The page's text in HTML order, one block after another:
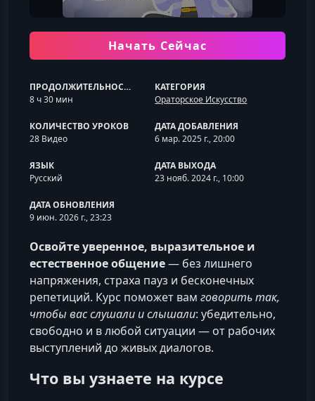
Начать Сейчас
ПРОДОЛЖИТЕЛЬНОСТЬ
8 ч 30 мин
КАТЕГОРИЯ
Ораторское Искусство
КОЛИЧЕСТВО УРОКОВ
28 Видео
ДАТА ДОБАВЛЕНИЯ
6 мар. 2025 г., 20:00
ЯЗЫК
Русский
ДАТА ВЫХОДА
23 нояб. 2024 г., 10:00
ДАТА ОБНОВЛЕНИЯ
9 июн. 2026 г., 23:23
Освойте уверенное, выразительное и
естественное общение— без лишнего
напряжения, страха пауз и бесконечных
репетиций. Курс поможет вам говорить так,
чтобы вас слушали и слышали: убедительно,
свободно и в любой ситуации — от рабочих
выступлений до живых диалогов.
Что вы узнаете на курсе